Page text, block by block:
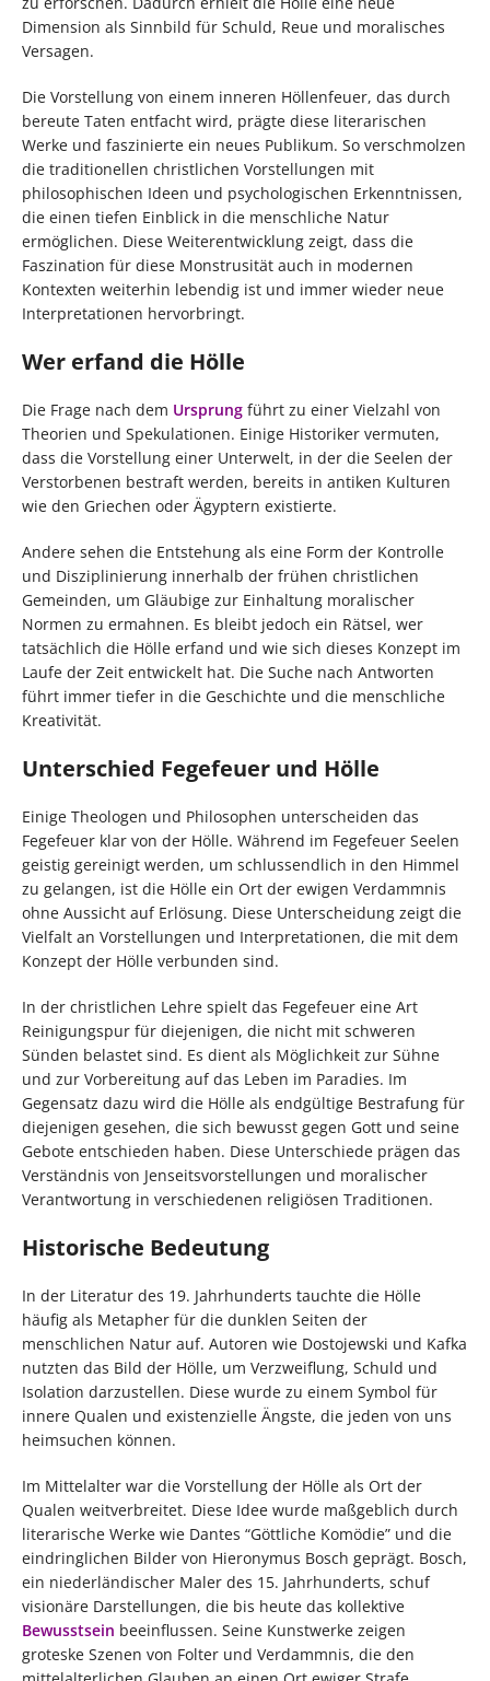
Dimension als Sinnbild für Schuld, Reue und moralisches
Versagen.
Die Vorstellung von einem inneren Höllenfeuer, das durch
bereute Taten entfacht wird, prägte diese literarischen
Werke und faszinierte ein neues Publikum. So verschmolzen
die traditionellen christlichen Vorstellungen mit
philosophischen Ideen und psychologischen Erkenntnissen,
die einen tiefen Einblick in die menschliche Natur
ermöglichen. Diese Weiterentwicklung zeigt, dass die
Faszination für diese Monstrusität auch in modernen
Kontexten weiterhin lebendig ist und immer wieder neue
Interpretationen hervorbringt.
Wer erfand die Hölle
Die Frage nach dem Ursprung führt zu einer Vielzahl von
Theorien und Spekulationen. Einige Historiker vermuten,
dass die Vorstellung einer Unterwelt, in der die Seelen der
Verstorbenen bestraft werden, bereits in antiken Kulturen
wie den Griechen oder Ägyptern existierte.
Andere sehen die Entstehung als eine Form der Kontrolle
und Disziplinierung innerhalb der frühen christlichen
Gemeinden, um Gläubige zur Einhaltung moralischer
Normen zu ermahnen. Es bleibt jedoch ein Rätsel, wer
tatsächlich die Hölle erfand und wie sich dieses Konzept im
Laufe der Zeit entwickelt hat. Die Suche nach Antworten
führt immer tiefer in die Geschichte und die menschliche
Kreativität.
Unterschied Fegefeuer und Hölle
Einige Theologen und Philosophen unterscheiden das
Fegefeuer klar von der Hölle. Während im Fegefeuer Seelen
geistig gereinigt werden, um schlussendlich in den Himmel
zu gelangen, ist die Hölle ein Ort der ewigen Verdammnis
ohne Aussicht auf Erlösung. Diese Unterscheidung zeigt die
Vielfalt an Vorstellungen und Interpretationen, die mit dem
Konzept der Hölle verbunden sind.
In der christlichen Lehre spielt das Fegefeuer eine Art
Reinigungspur für diejenigen, die nicht mit schweren
Sünden belastet sind. Es dient als Möglichkeit zur Sühne
und zur Vorbereitung auf das Leben im Paradies. Im
Gegensatz dazu wird die Hölle als endgültige Bestrafung für
diejenigen gesehen, die sich bewusst gegen Gott und seine
Gebote entschieden haben. Diese Unterschiede prägen das
Verständnis von Jenseitsvorstellungen und moralischer
Verantwortung in verschiedenen religiösen Traditionen.
Historische Bedeutung
In der Literatur des 19. Jahrhunderts tauchte die Hölle
häufig als Metapher für die dunklen Seiten der
menschlichen Natur auf. Autoren wie Dostojewski und Kafka
nutzten das Bild der Hölle, um Verzweiflung, Schuld und
Isolation darzustellen. Diese wurde zu einem Symbol für
innere Qualen und existenzielle Ängste, die jeden von uns
heimsuchen können.
Im Mittelalter war die Vorstellung der Hölle als Ort der
Qualen weitverbreitet. Diese Idee wurde maßgeblich durch
literarische Werke wie Dantes “Göttliche Komödie” und die
eindringlichen Bilder von Hieronymus Bosch geprägt. Bosch,
ein niederländischer Maler des 15. Jahrhunderts, schuf
visionäre Darstellungen, die bis heute das kollektive
Bewusstsein beeinflussen. Seine Kunstwerke zeigen
groteske Szenen von Folter und Verdammnis, die den